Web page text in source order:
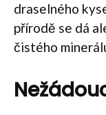
draselného
přírodě se dá
čistého